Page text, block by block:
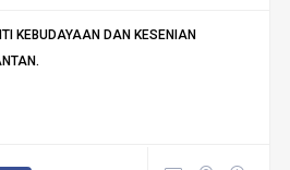
KEBUDAYAAN DAN KESENIAN